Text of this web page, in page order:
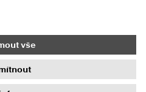
ochrany dat
Ochrana dat
obchodní podmínky